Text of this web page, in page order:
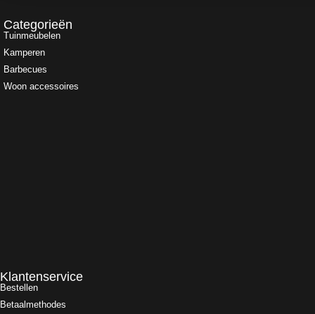
Categorieën
Tuinmeubelen
Kamperen
Barbecues
Woon accessoires
Klantenservice
Bestellen
Betaalmethodes